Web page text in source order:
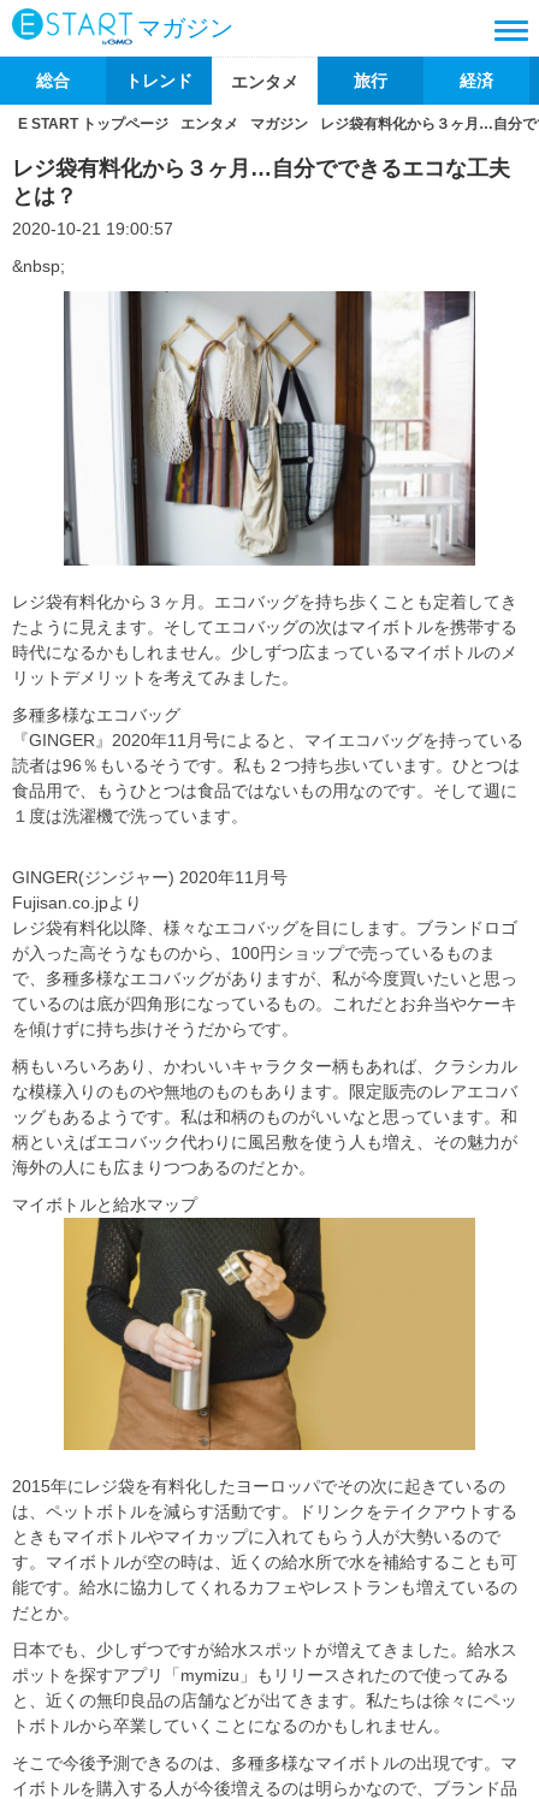
マガジン
総合 トレンド エンタメ 旅行 経済
E START トップページ エンタメ マガジン レジ袋有料化から３ヶ月…自分
レジ袋有料化から３ヶ月…自分でできるエコな工夫
とは？
2020-10-21 19:00:57
&nbsp;
レジ袋有料化から３ヶ月。エコバッグを持ち歩くことも定着してき
たように見えます。そしてエコバッグの次はマイボトルを携帯する
時代になるかもしれません。少しずつ広まっているマイボトルのメ
リットデメリットを考えてみました。
多種多様なエコバッグ
『GINGER』2020年11月号によると、マイエコバッグを持っている
読者は96％もいるそうです。私も２つ持ち歩いています。ひとつは
食品用で、もうひとつは食品ではないもの用なのです。そして週に
１度は洗濯機で洗っています。
GINGER(ジンジャー) 2020年11月号
Fujisan.co.jpより
レジ袋有料化以降、様々なエコバッグを目にします。ブランドロゴ
が入った高そうなものから、100円ショップで売っているものま
で、多種多様なエコバッグがありますが、私が今度買いたいと思っ
ているのは底が四角形になっているもの。これだとお弁当やケーキ
を傾けずに持ち歩けそうだからです。
柄もいろいろあり、かわいいキャラクター柄もあれば、クラシカル
な模様入りのものや無地のものもあります。限定販売のレアエコバ
ッグもあるようです。私は和柄のものがいいなと思っています。和
柄といえばエコバック代わりに風呂敷を使う人も増え、その魅力が
海外の人にも広まりつつあるのだとか。
マイボトルと給水マップ
2015年にレジ袋を有料化したヨーロッパでその次に起きているの
は、ペットボトルを減らす活動です。ドリンクをテイクアウトする
ときもマイボトルやマイカップに入れてもらう人が大勢いるので
す。マイボトルが空の時は、近くの給水所で水を補給することも可
能です。給水に協力してくれるカフェやレストランも増えているの
だとか。
日本でも、少しずつですが給水スポットが増えてきました。給水ス
ポットを探すアプリ「mymizu」もリリースされたので使ってみる
と、近くの無印良品の店舗などが出てきます。私たちは徐々にペッ
トボトルから卒業していくことになるのかもしれません。
そこで今後予測できるのは、多種多様なマイボトルの出現です。マ
イボトルを購入する人が今後増えるのは明らかなので、ブランド品